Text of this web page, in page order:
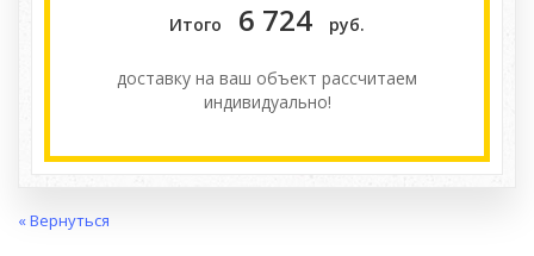
Итого 6 724 руб.
доставку на ваш объект расcчитаем
индивидуально!
« Вернуться